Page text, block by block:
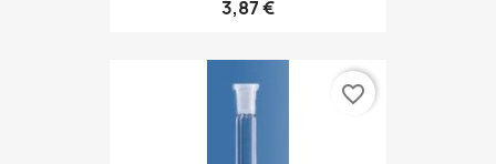
3,87 €
favorite_border